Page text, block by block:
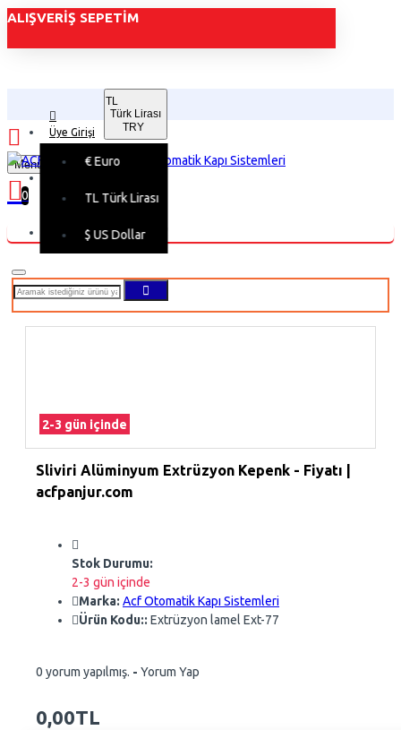
ALIŞVERIŞ SEPETIM
Üye Girişi
TL
Türk Lirası
TRY
€Euro
TL Türk Lirası
$ US Dollar
Menu
0
Alışveriş sepetiniz boş!
2-3 gün içinde
Sliviri Alüminyum Extrüzyon Kepenk - Fiyatı |
acfpanjur.com
Stok Durumu:
2-3 gün içinde
Marka: Acf Otomatik Kapı Sistemleri
Ürün Kodu:: Extrüzyon lamel Ext-77
0 yorum yapılmış. - Yorum Yap
0,00TL